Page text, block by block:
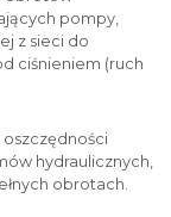
pompy,
z sieci do
ciśnieniem (ruch
hydraulicznych,
obrotach.